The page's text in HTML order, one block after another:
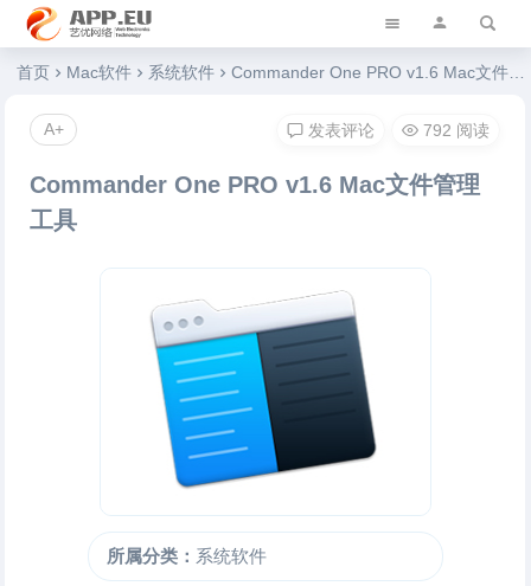
艺优软件乐园
首页 Mac软件 系统软件 Commander One PRO v1.6 Mac文件管理工具
Commander One PRO v1.6 Mac文件管理
工具
所属分类： 系统软件
发表评论 792 阅读
A+